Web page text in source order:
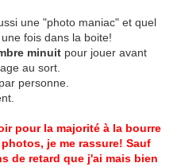
une "photo maniac" et quel
fois dans la boite!
minuit pour jouer avant
au sort.
personne.
pour la majorité à la bourre
je me rassure! Sauf
de retard que j'ai mais bien